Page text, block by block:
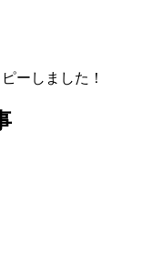
ーしました！